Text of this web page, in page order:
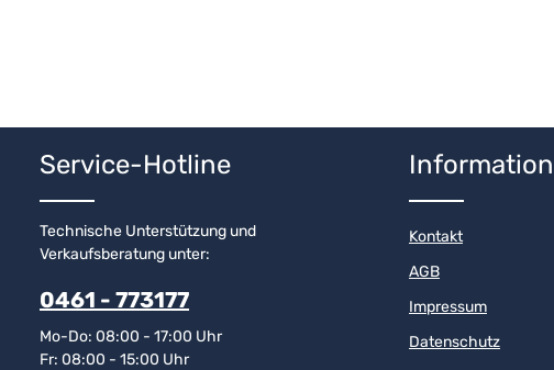
Service-Hotline
Technische Unterstützung und
Verkaufsberatung unter:
0461 - 773177
Mo-Do: 08:00 - 17:00 Uhr
Fr: 08:00 - 15:00 Uhr
Kontakt
AGB
Impressum
Datenschutz